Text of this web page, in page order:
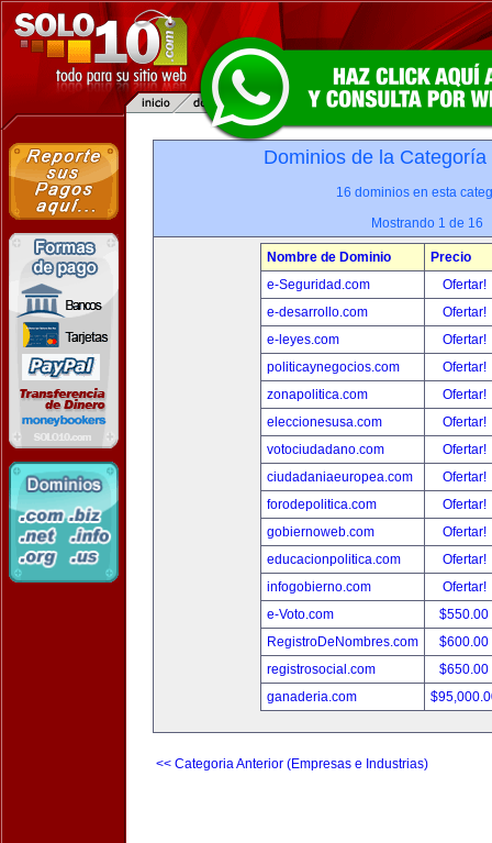
Dominios de la
16 dominios en esta
Mostrando 1 de 16
Nombre de Dominio
Precio
e-Seguridad.com
Ofertar!
e-desarrollo.com
Ofertar!
e-leyes.com
Ofertar!
politicaynegocios.com
Ofertar!
zonapolitica.com
Ofertar!
eleccionesusa.com
Ofertar!
votociudadano.com
Ofertar!
ciudadaniaeuropea.com
Ofertar!
forodepolitica.com
Ofertar!
gobiernoweb.com
Ofertar!
educacionpolitica.com
Ofertar!
infogobierno.com
Ofertar!
e-Voto.com
$550.00
RegistroDeNombres.com
$600.00
registrosocial.com
$650.00
ganaderia.com
<< Categoria Anterior (Empresas e Industrias)